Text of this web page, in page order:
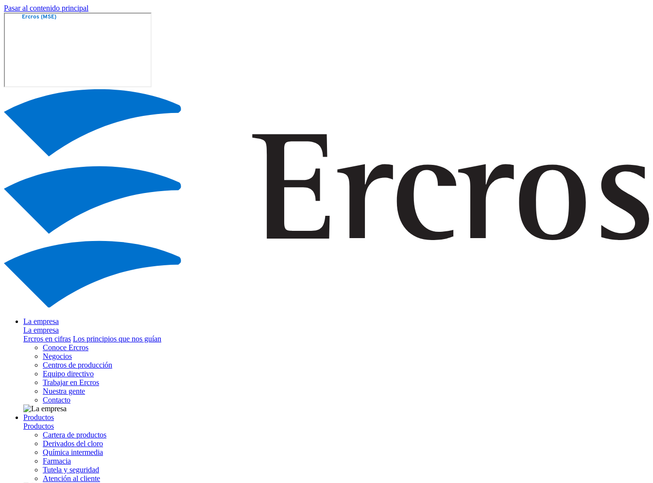
Pasar al contenido principal
La empresa
La empresa
Ercros en cifras Los principios que nos guían
Conoce Ercros
Negocios
Centros de producción
Equipo directivo
Trabajar en Ercros
Nuestra gente
Contacto
Productos
Productos
Cartera de productos
Derivados del cloro
Química intermedia
Farmacia
Tutela y seguridad
Atención al cliente